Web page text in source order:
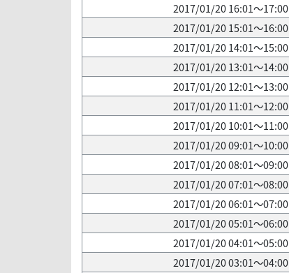
2017/01/20 16:01～17:00
2017/01/20 15:01～16:00
2017/01/20 14:01～15:00
2017/01/20 13:01～14:00
2017/01/20 12:01～13:00
2017/01/20 11:01～12:00
2017/01/20 10:01～11:00
2017/01/20 09:01～10:00
2017/01/20 08:01～09:00
2017/01/20 07:01～08:00
2017/01/20 06:01～07:00
2017/01/20 05:01～06:00
2017/01/20 04:01～05:00
2017/01/20 03:01～04:00